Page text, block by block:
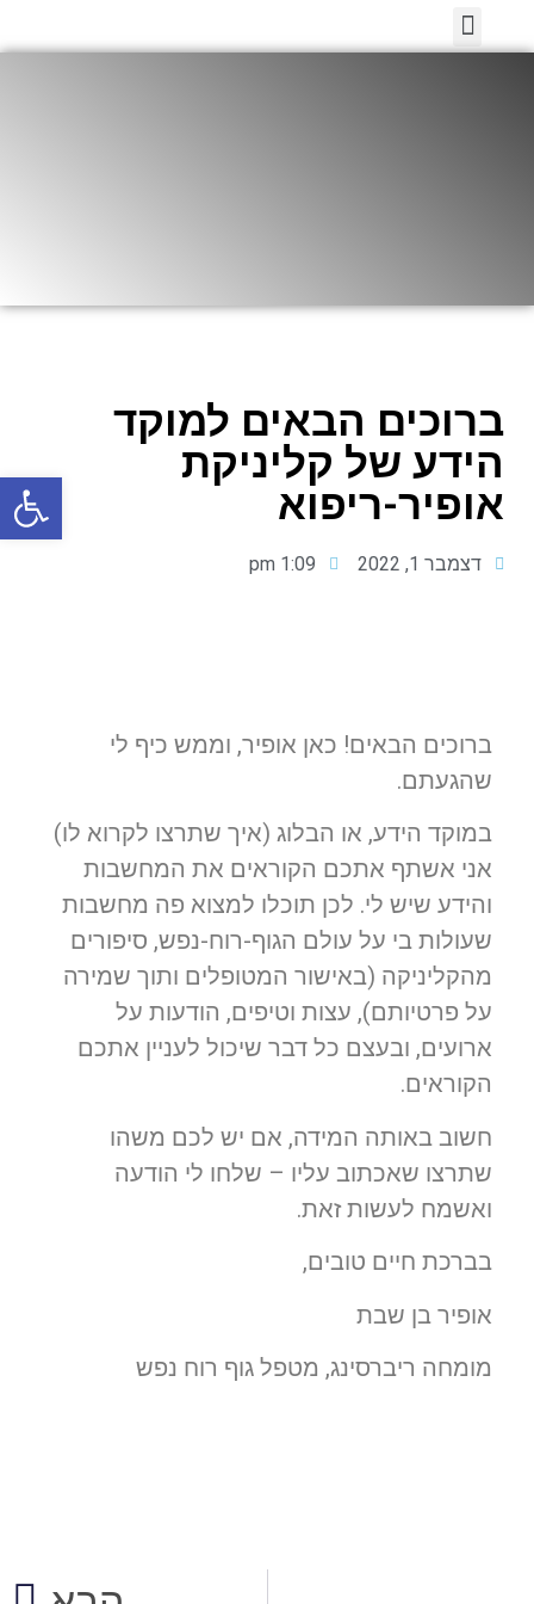
ברוכים הבאים למוקד
הידע של קליניקת
אופיר-ריפוא
דצמבר 1, 2022 1:09 pm
ברוכים הבאים! כאן אופיר, וממש כיף לי
שהגעתם.
במוקד הידע, או הבלוג (איך שתרצו לקרוא לו)
אני אשתף אתכם הקוראים את המחשבות
והידע שיש לי. לכן תוכלו למצוא פה מחשבות
שעולות בי על עולם הגוף-רוח-נפש, סיפורים
מהקליניקה (באישור המטופלים ותוך שמירה
על פרטיותם), עצות וטיפים, הודעות על
ארועים, ובעצם כל דבר שיכול לעניין אתכם
הקוראים.
חשוב באותה המידה, אם יש לכם משהו
שתרצו שאכתוב עליו – שלחו לי הודעה
ואשמח לעשות זאת.
בברכת חיים טובים,
אופיר בן שבת
מומחה ריברסינג, מטפל גוף רוח נפש